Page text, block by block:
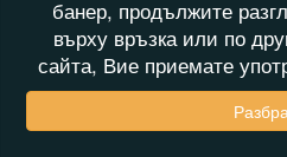
банер, продължите
върху връзка или по
сайта, Вие приемате